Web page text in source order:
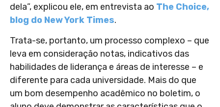
dela”, explicou ele, em entrevista ao The Choice,
blog do New York Times.
Trata-se, portanto, um processo complexo – que
leva em consideração notas, indicativos das
habilidades de liderança e áreas de interesse – e
diferente para cada universidade. Mais do que
um bom desempenho acadêmico no boletim, o